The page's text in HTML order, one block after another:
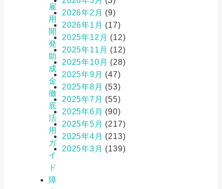
雇
用
開
発
助
成
金
徹
底
活
用
ガ
イ
ド
障
2026年2月 (9)
2026年1月 (17)
2025年12月 (12)
2025年11月 (12)
2025年10月 (28)
2025年9月 (47)
2025年8月 (53)
2025年7月 (55)
2025年6月 (90)
2025年5月 (217)
2025年4月 (213)
2025年3月 (139)